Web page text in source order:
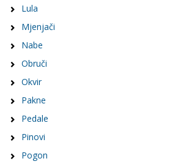
Lula
Mjenjači
Nabe
Obruči
Okvir
Pakne
Pedale
Pinovi
Pogon